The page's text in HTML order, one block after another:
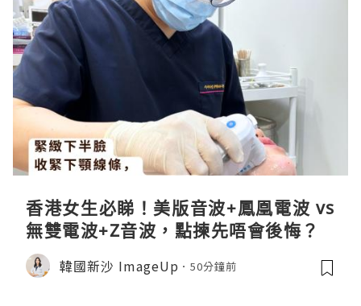
香港女生必睇！美版音波+鳳凰電波 vs
無雙電波+Z音波，點揀先唔會後悔？
韓國新沙 ImageUp 50分鐘前